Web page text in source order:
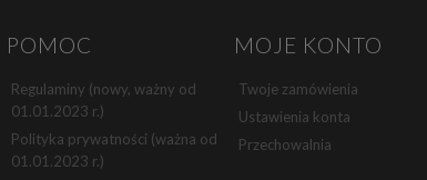
POMOC
Regulaminy (nowy, ważny od
01.01.2023 r.)
Polityka prywatności (ważna od
01.01.2023 r.)
MOJE KONTO
Twoje zamówienia
Ustawienia konta
Przechowalnia